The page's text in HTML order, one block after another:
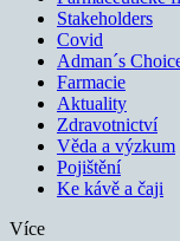
Stakeholders
Covid
Adman´s
Farmacie
Aktuality
Zdravotnictví
Věda a výzkum
Pojištění
Ke kávě a čaji
Více